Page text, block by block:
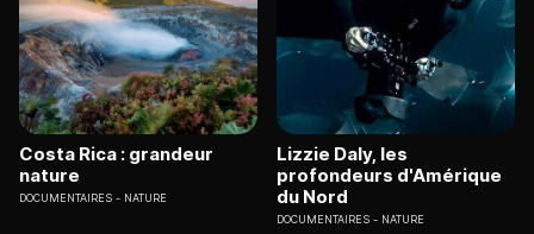
Costa Rica : grandeur
nature
DOCUMENTAIRES NATURE
Lizzie Daly, les
profondeurs d'Amérique
du Nord
DOCUMENTAIRES NATURE